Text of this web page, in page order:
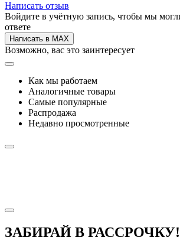
Написать отзыв
Войдите в учётную запись, чтобы мы
ответе
Написать в MAX
Возможно, вас это заинтересует
Как мы работаем
Аналогичные товары
Самые популярные
Распродажа
Недавно просмотренные
ЗАБИРАЙ В РАССРОЧКУ!